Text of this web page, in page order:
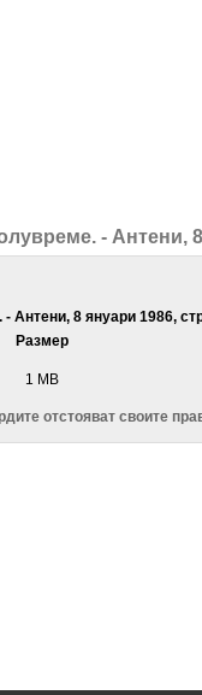
- Антени,
Антени, 8 януари 1986,
Размер
1 MB
отстояват своите